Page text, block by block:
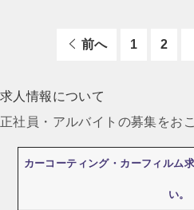
前へ 1 2
求人情報について
正社員・アルバイトの募集をお
カーコーティング・カーフィルム
い。